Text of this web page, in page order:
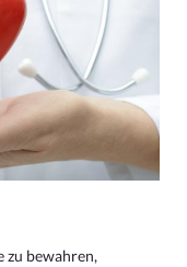
zu bewahren,